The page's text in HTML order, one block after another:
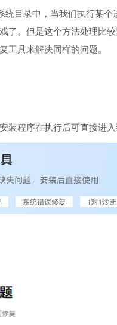
目录中，当我们执行某
了。但是这个方法处理比
工具来解决同样的问题。
装程序在执行后可直接进